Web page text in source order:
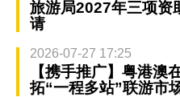
旅游局2027年三项资
请
2026-07-27 17:25
【携手推广】粤港澳
拓“一程多站”联游市